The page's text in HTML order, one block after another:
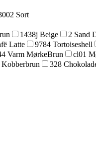
Sort
1438j Beige 2 Sand
Latte 9784 Tortoiseshell
Varm MørkeBrun cl01
Kobberbrun 328